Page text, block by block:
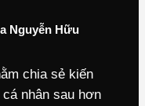
Nguyễn Hữu
chia sẻ kiến
nhân sau hơn